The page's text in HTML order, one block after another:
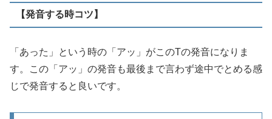
【発音する時コツ】
「あった」という時の「アッ」がこのTの発音になりま
す。この「アッ」の発音も最後まで言わず途中でとめる感
じで発音すると良いです。